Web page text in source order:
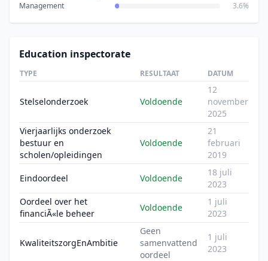
Management
3.6%
Education inspectorate
TYPE RESULTAAT DATUM
Stelselonderzoek Voldoende
12
november
2025
Vierjaarlijks onderzoek
bestuur en
scholen/opleidingen
Voldoende
21
februari
2019
Eindoordeel Voldoende
18 juli
2023
Oordeel over het
financiÃ«le beheer
Voldoende
1 juli
2023
KwaliteitszorgEnAmbitie
Geen
samenvattend
oordeel
1 juli
2023